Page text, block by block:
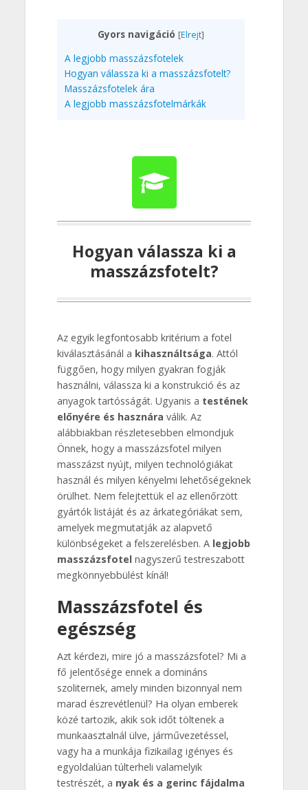
Gyors navigáció [Elrejt]
A legjobb masszázsfotelek
Hogyan válassza ki a masszázsfotelt?
Masszázsfotelek ára
A legjobb masszázsfotelmárkák
Hogyan válassza ki a
masszázsfotelt?
Az egyik legfontosabb kritérium a fotel
kiválasztásánál a kihasználtsága. Attól
függően, hogy milyen gyakran fogják
használni, válassza ki a konstrukció és az
anyagok tartósságát. Ugyanis a testének
előnyére és hasznára válik. Az
alábbiakban részletesebben elmondjuk
Önnek, hogy a masszázsfotel milyen
masszázst nyújt, milyen technológiákat
használ és milyen kényelmi lehetőségeknek
örülhet. Nem felejtettük el az ellenőrzött
gyártók listáját és az árkategóriákat sem,
amelyek megmutatják az alapvető
különbségeket a felszerelésben. A legjobb
masszázsfotelnagyszerű testreszabott
megkönnyebbülést kínál!
Masszázsfotel és
egészség
Azt kérdezi, mire jó a masszázsfotel? Mi a
fő jelentősége ennek a domináns
szoliternek, amely minden bizonnyal nem
marad észrevétlenül? Ha olyan emberek
közé tartozik, akik sok időt töltenek a
munkaasztalnál ülve, járművezetéssel,
vagy ha a munkája fizikailag igényes és
egyoldalúan túlterheli valamelyik
testrészét, a nyak és a gerinc fájdalma